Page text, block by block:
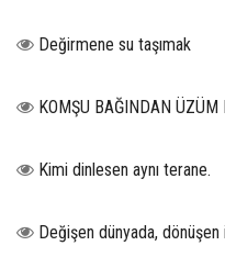
Değirmene su taşımak
KOMŞU BAĞINDAN ÜZÜM
Kimi dinlesen aynı terane.
Değişen dünyada, dönüşen